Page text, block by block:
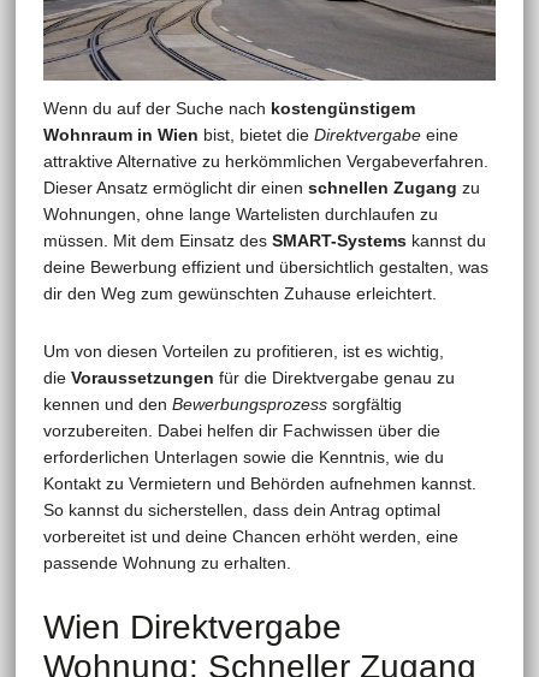
Wenn du auf der Suche nach kostengünstigem
Wohnraum in Wien bist, bietet die Direktvergabeeine
attraktive Alternative zu herkömmlichen Vergabeverfahren.
Dieser Ansatz ermöglicht dir einen schnellen Zugang zu
Wohnungen, ohne lange Wartelisten durchlaufen zu
müssen. Mit dem Einsatz des SMART-Systemskannst du
deine Bewerbung effizient und übersichtlich gestalten, was
dir den Weg zum gewünschten Zuhause erleichtert.
Um von diesen Vorteilen zu profitieren, ist es wichtig,
die Voraussetzungen für die Direktvergabe genau zu
kennen und den Bewerbungsprozesssorgfältig
vorzubereiten. Dabei helfen dir Fachwissen über die
erforderlichen Unterlagen sowie die Kenntnis, wie du
Kontakt zu Vermietern und Behörden aufnehmen kannst.
So kannst du sicherstellen, dass dein Antrag optimal
vorbereitet ist und deine Chancen erhöht werden, eine
passende Wohnung zu erhalten.
Wien Direktvergabe
Wohnung: Schneller Zugang